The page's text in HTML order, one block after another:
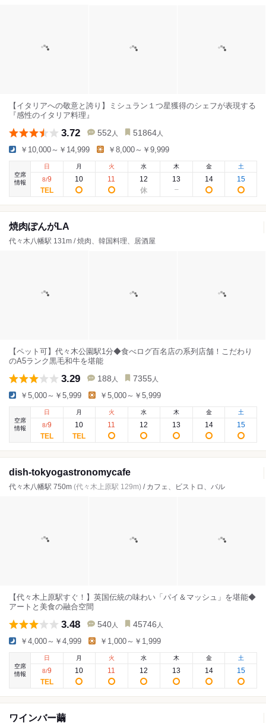
【イタリアへの敬意と誇り】ミシュラン１つ星獲得のシェフが表現する
『感性のイタリア料理』
3.72 552 人 51864 人
￥10,000～￥14,999 ￥8,000～￥9,999
空席
情報
日
8/9
月
10
火
11
水
12
木
13
金
14
土
15
焼肉ぽんがLA
代々木八幡駅 131m / 焼肉、韓国料理、居酒屋
【ペット可】代々木公園駅1分◆食べログ百名店の系列店舗！こだわり
のA5ランク黒毛和牛を堪能
3.29 188 人 7355 人
￥5,000～￥5,999 ￥5,000～￥5,999
空席
情報
日
8/9
月
10
火
11
水
12
木
13
金
14
土
15
dish-tokyogastronomycafe
代々木八幡駅 750m (代々木上原駅 129m) / カフェ、ビストロ、バル
【代々木上原駅すぐ！】英国伝統の味わい「パイ＆マッシュ」を堪能◆
アートと美食の融合空間
3.48 540 人 45746 人
￥4,000～￥4,999 ￥1,000～￥1,999
空席
情報
日
8/9
月
10
火
11
水
12
木
13
金
14
土
15
ワインバー繭